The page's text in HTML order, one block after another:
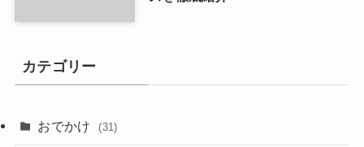
カテゴリー
おでかけ (31)